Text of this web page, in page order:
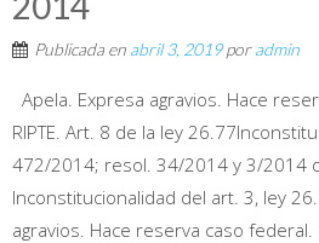
Publicada en abril 3, 2019poradmin
Apela. Expresa agravios. Hace
RIPTE. Art. 8 de la ley
472/2014; resol. 34/2014 y 3/2014
Inconstitucionalidad del art. 3, ley
agravios. Hace reserva caso federal.